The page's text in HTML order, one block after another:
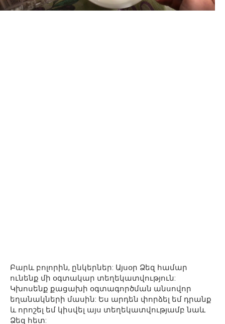
Բարև բոլորին, ընկերներ: Այսօր Ձեզ համար
ունենք մի օգտակար տեղեկատվություն:
Կխոսենք քացախի օգտագործման անսովոր
եղանակների մասին: Ես արդեն փորձել եմ դրանք
և որոշել եմ կիսվել այս տեղեկատվությամբ նաև
Ձեզ հետ: